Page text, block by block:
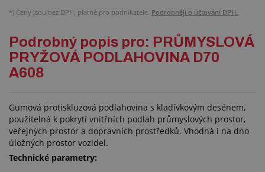
*) Ceny jsou bez DPH, platné pro podnikatele. Podrobněji o účtování DPH.
Podrobný popis pro: PRŮMYSLOVÁ
PRYŽOVÁ PODLAHOVINA D70
A608
Gumová protiskluzová podlahovina s kladívkovým desénem,
použitelná k pokrytí vnitřních podlah průmyslových prostor,
veřejných prostor a dopravních prostředků. Vhodná i na dno
úložných prostor vozidel.
Technické parametry: